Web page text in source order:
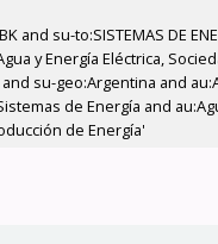
su-to:SISTEMAS DE
y Energía Eléctrica,
su-geo:Argentina and
de Energía and
de Energía'